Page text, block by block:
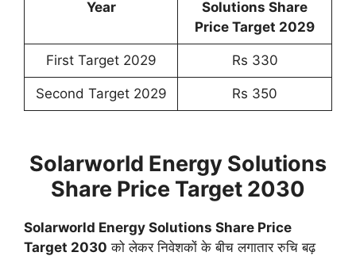
Year
Solutions Share
Price Target 2029
First Target 2029 Rs 330
Second Target 2029 Rs 350
Solarworld Energy Solutions
Share Price Target 2030
Solarworld Energy Solutions Share Price
Target 2030 को लेकर निवेशकों के बीच लगातार रुचि बढ़